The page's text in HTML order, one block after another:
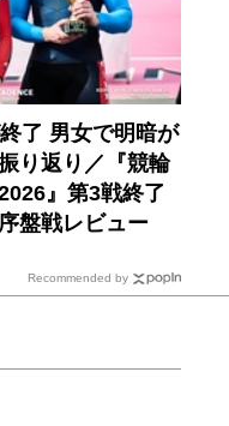
了 男女で明暗が
り返り／『競輪
』第3戦終了
盤戦レビュー
Recommended by